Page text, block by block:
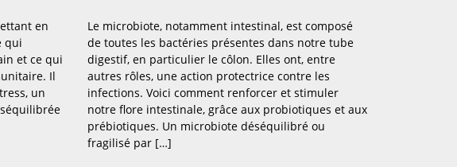
en
qui
et ce qui
Il
un
Le microbiote, notamment intestinal, est composé
de toutes les bactéries présentes dans notre tube
digestif, en particulier le côlon. Elles ont, entre
autres rôles, une action protectrice contre les
infections. Voici comment renforcer et stimuler
notre flore intestinale, grâce aux probiotiques et aux
prébiotiques. Un microbiote déséquilibré ou
fragilisé par […]